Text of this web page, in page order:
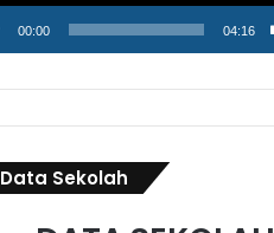
00:00 04:16
Data Sekolah